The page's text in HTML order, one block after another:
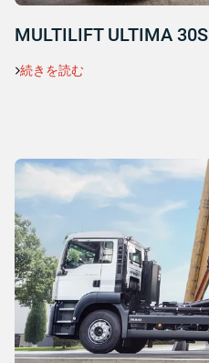
MULTILIFT ULTIMA 30S
続きを読む